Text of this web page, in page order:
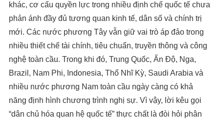
khác, cơ cấu quyền lực trong nhiều định chế quốc tế chưa
phản ánh đầy đủ tương quan kinh tế, dân số và chính trị
mới. Các nước phương Tây vẫn giữ vai trò áp đảo trong
nhiều thiết chế tài chính, tiêu chuẩn, truyền thông và công
nghệ toàn cầu. Trong khi đó, Trung Quốc, Ấn Độ, Nga,
Brazil, Nam Phi, Indonesia, Thổ Nhĩ Kỳ, Saudi Arabia và
nhiều nước phương Nam toàn cầu ngày càng có khả
năng định hình chương trình nghị sự. Vì vậy, lời kêu gọi
“dân chủ hóa quan hệ quốc tế” thực chất là đòi hỏi phân